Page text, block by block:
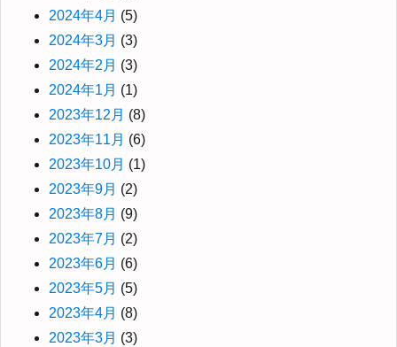
2024年4月 (5)
2024年3月 (3)
2024年2月 (3)
2024年1月 (1)
2023年12月 (8)
2023年11月 (6)
2023年10月 (1)
2023年9月 (2)
2023年8月 (9)
2023年7月 (2)
2023年6月 (6)
2023年5月 (5)
2023年4月 (8)
2023年3月 (3)